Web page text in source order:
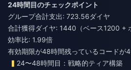
24時間目のチェックポイント
グループ合計支出: 723.56ダイヤ
合計獲得ダイヤ: 1440（ベース1200 +
効率比: 1.99倍
有効期限が48時間残っているコードが4
24〜48時間目：戦略的ティア構築